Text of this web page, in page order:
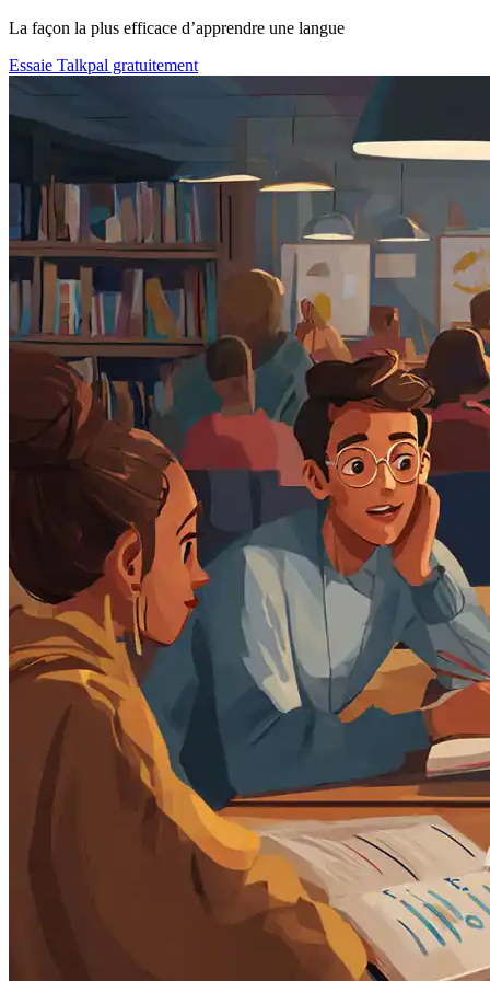
La façon la plus efficace d’apprendre une langue
Essaie Talkpal gratuitement